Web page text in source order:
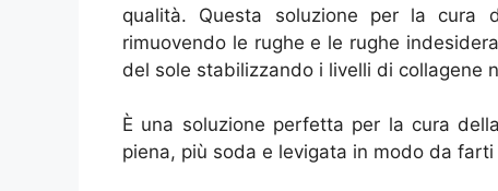
qualità. Questa soluzione per la cura
rimuovendo le rughe e le rughe
del sole stabilizzando i livelli di collagene
È una soluzione perfetta per la cura
piena, più soda e levigata in modo da